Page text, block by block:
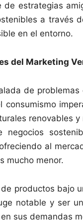
de estrategias
a través
en el entorno.
del Marketing
de
consumismo
renovables
negocios
al
mucho menor.
productos bajo
notable y ser
sus demandas